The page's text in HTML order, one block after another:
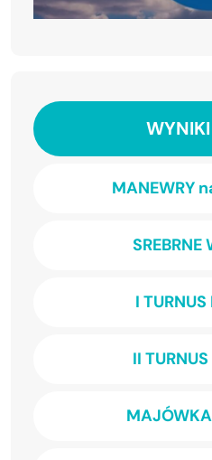
MANEWRY
SREBRNE
I
II